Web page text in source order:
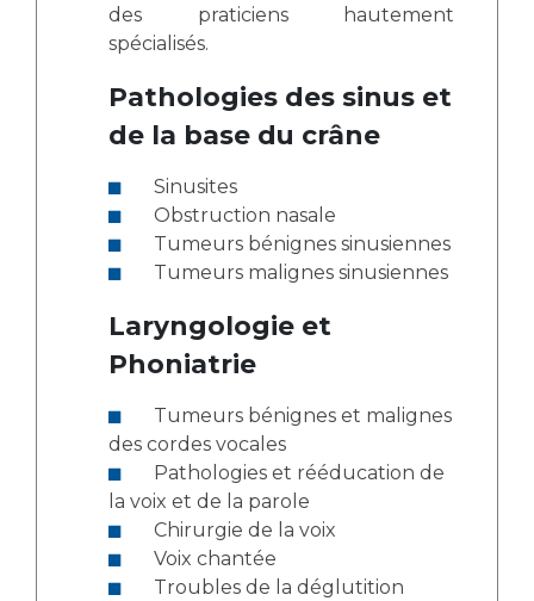
des praticiens hautement
spécialisés.
Pathologies des sinus et
de la base du crâne
Sinusites
Obstruction nasale
Tumeurs bénignes sinusiennes
Tumeurs malignes sinusiennes
Laryngologie et
Phoniatrie
des cordes vocales
la voix et de la parole
Chirurgie de la voix
Voix chantée
Troubles de la déglutition